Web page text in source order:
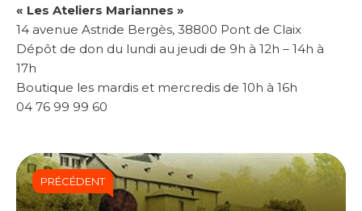
« Les Ateliers Mariannes »
14 avenue Astride Bergès, 38800 Pont de Claix
Dépôt de don du lundi au jeudi de 9h à 12h – 14h à
17h
Boutique les mardis et mercredis de 10h à 16h
04 76 99 99 60
PRÉCÉDENT